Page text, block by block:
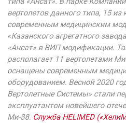
вертолетов данного типа, 15
современным медицинским
«Казанского агрегатного
«Ансат» в ВИП модификации.
располагает 11 вертолетами
оснащены современным
оборудованием. Весной 2020
Вертолетные Системы» стали
эксплуатантом новейшего
Ми-38. Служба HELIMED